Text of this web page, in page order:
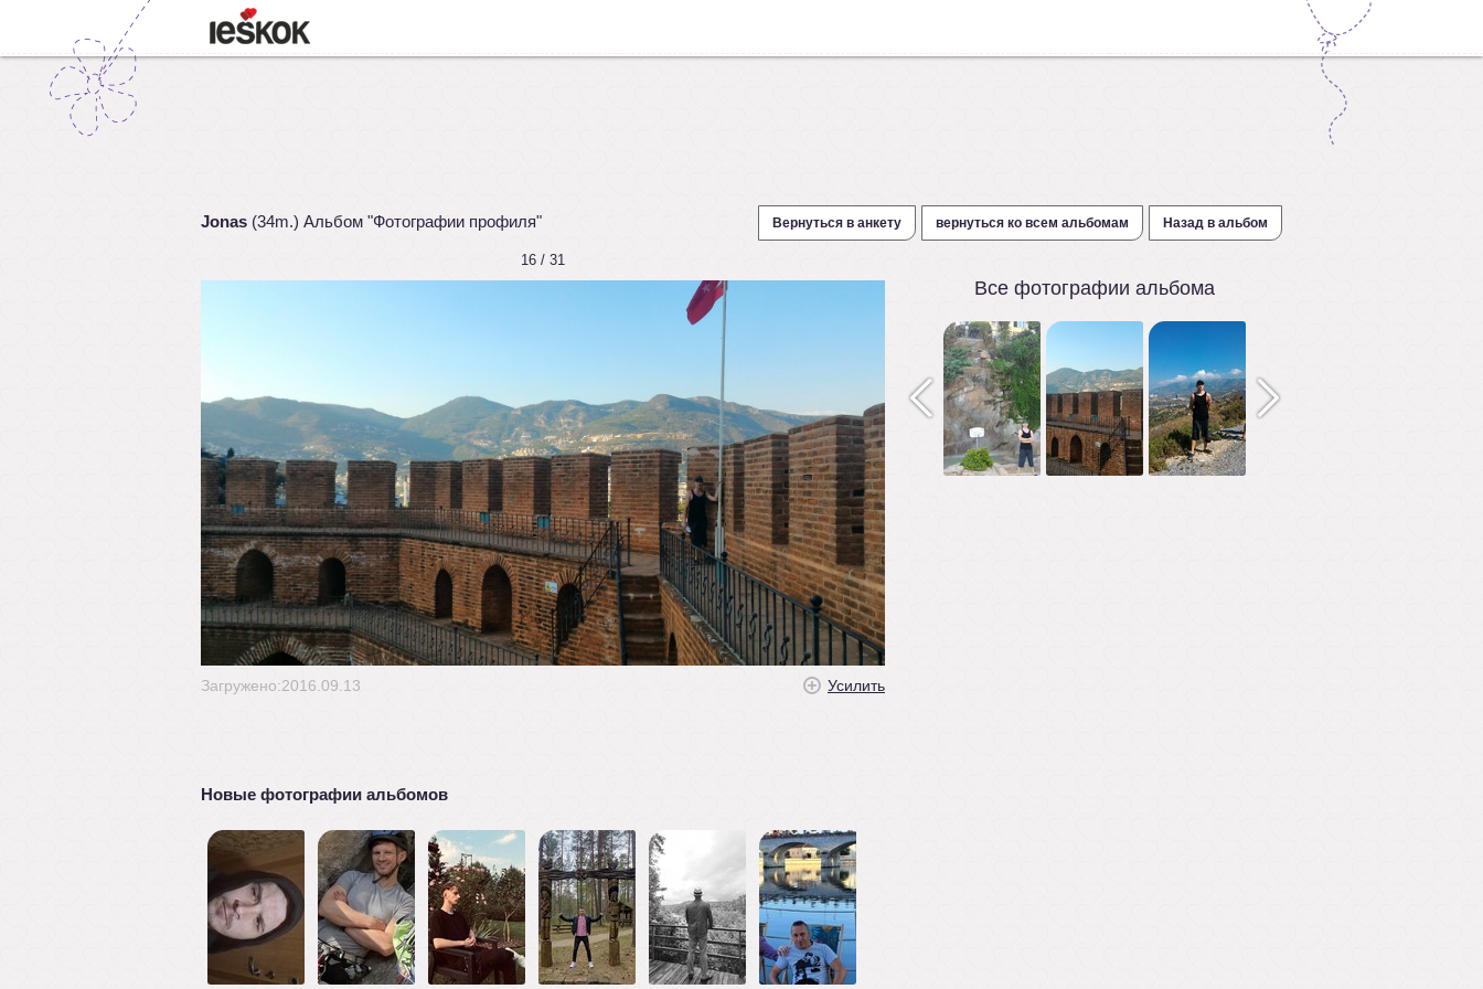
Jonas (34m.) Альбом "Фотографии профиля" Вернуться в анкету вернуться ко всем альбомам Назад в альбом
16 / 31
Загружено:2016.09.13 Усилить
Новые фотографии альбомов
Все фотографии альбома